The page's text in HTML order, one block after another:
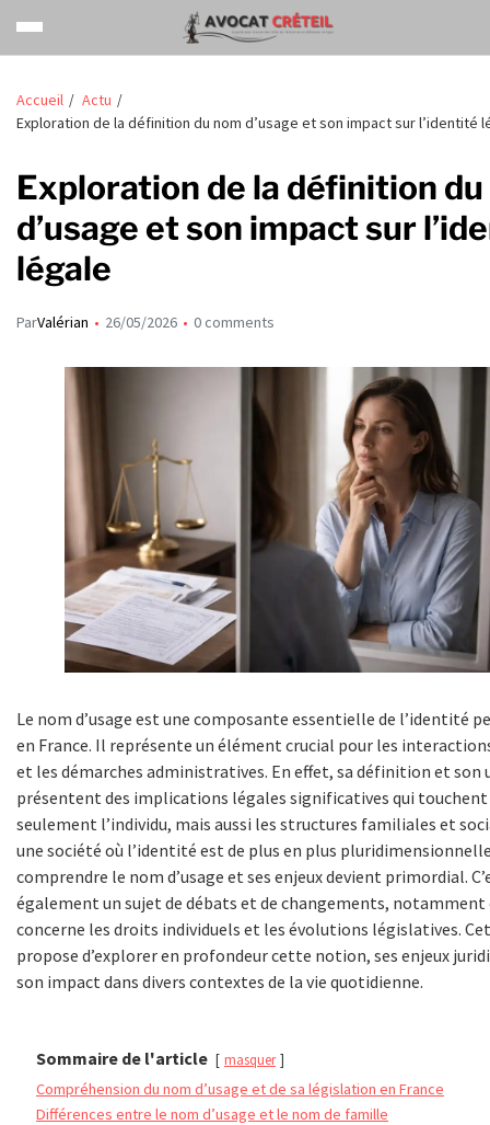
Accueil
Actu
Exploration de la définition du nom d’usage et son impact sur l’identité
Exploration de la définition
d’usage et son impact sur
légale
ParValérian 26/05/2026 0 comments
Le nom d’usage est une composante essentielle de l’identité
en France. Il représente un élément crucial pour les
et les démarches administratives. En effet, sa définition et
présentent des implications légales significatives qui
seulement l’individu, mais aussi les structures familiales et
une société où l’identité est de plus en plus
comprendre le nom d’usage et ses enjeux devient primordial.
également un sujet de débats et de changements, notamment
concerne les droits individuels et les évolutions législatives.
propose d’explorer en profondeur cette notion, ses enjeux
son impact dans divers contextes de la vie quotidienne.
Sommaire de l'article masquer
Compréhension du nom d’usage et de sa législation en France
Différences entre le nom d’usage et le nom de famille